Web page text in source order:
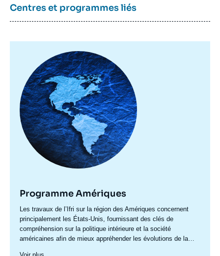
Centres et programmes liés
principale
Programme Amériques
Accroche
centre
Les travaux de l’Ifri sur la région des Amériques concernent
principalement les États-Unis, fournissant des clés de
compréhension sur la politique intérieure et la société
américaines afin de mieux appréhender les évolutions de la